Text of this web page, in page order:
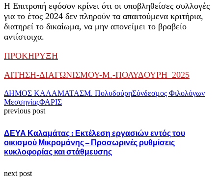
Η Επιτροπή εφόσον κρίνει ότι οι υποβληθείσες συλλογές
για το έτος 2024 δεν πληρούν τα απαιτούμενα κριτήρια,
διατηρεί το δικαίωμα, να μην απονείμει το βραβείο
αντίστοιχα.
ΠΡΟΚΗΡΥΞΗ
ΑΙΤΗΣΗ-ΔΙΑΓΩΝΙΣΜΟΥ-Μ.-ΠΟΛΥΔΟΥΡΗ_2025
ΔΗΜΟΣ ΚΑΛΑΜΑΤΑΣΜ. ΠολυδούρηΣύνδεσμος Φιλολόγων
ΜεσσηνίαςΦΑΡΙΣ
previous post
ΔΕΥΑ Καλαμάτας : Εκτέλεση εργασιών εντός του
οικισμού Μικρομάνης – Προσωρινές ρυθμίσεις
κυκλοφορίας και στάθμευσης
next post